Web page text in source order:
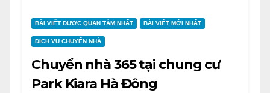
BÀI VIẾT ĐƯỢC QUAN TÂM NHẤT BÀI VIẾT MỚI NHẤT
DỊCH VỤ CHUYỂN NHÀ
Chuyển nhà 365 tại chung cư
Park Kiara Hà Đông